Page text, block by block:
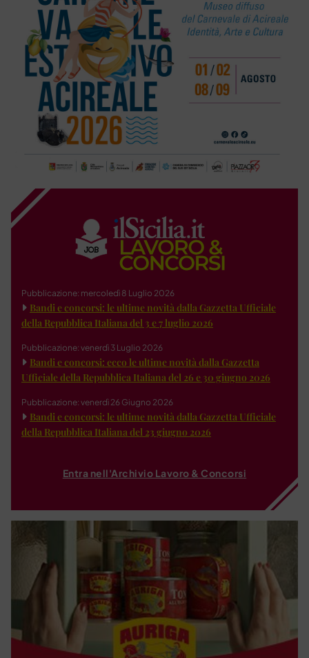
Pubblicazione: mercoledì 8 Luglio 2026
Bandi e concorsi: le ultime novità dalla Gazzetta Ufficiale
della Repubblica Italiana del 3 e 7 luglio 2026
Pubblicazione: venerdì 3 Luglio 2026
Bandi e concorsi: ecco le ultime novità dalla Gazzetta
Ufficiale della Repubblica Italiana del 26 e 30 giugno 2026
Pubblicazione: venerdì 26 Giugno 2026
Bandi e concorsi: le ultime novità dalla Gazzetta Ufficiale
della Repubblica Italiana del 23 giugno 2026
Entra nell'Archivio Lavoro & Concorsi